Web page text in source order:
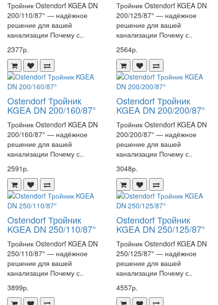
Тройник Ostendorf KGEA DN
200/110/87° — надёжное
решение для вашей
канализации Почему с..
2377р.
Тройник Ostendorf KGEA DN
200/125/87° — надёжное
решение для вашей
канализации Почему с..
2564р.
Ostendorf Тройник
KGEA DN 200/160/87°
Тройник Ostendorf KGEA DN
200/160/87° — надёжное
решение для вашей
канализации Почему с..
2591р.
Ostendorf Тройник
KGEA DN 200/200/87°
Тройник Ostendorf KGEA DN
200/200/87° — надёжное
решение для вашей
канализации Почему с..
3048р.
Ostendorf Тройник
KGEA DN 250/110/87°
Тройник Ostendorf KGEA DN
250/110/87° — надёжное
решение для вашей
канализации Почему с..
3899р.
Ostendorf Тройник
KGEA DN 250/125/87°
Тройник Ostendorf KGEA DN
250/125/87° — надёжное
решение для вашей
канализации Почему с..
4557р.